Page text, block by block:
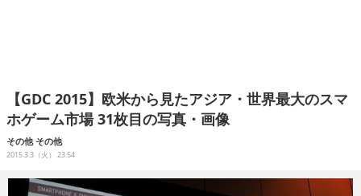
企業動向
人材育成
【GDC 2015】欧米から見たアジア・世界最大のスマ
ホゲーム市場 31枚目の写真・画像
その他 その他
2015.3.3（火） 23:54